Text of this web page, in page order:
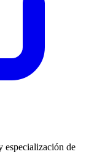
especialización de